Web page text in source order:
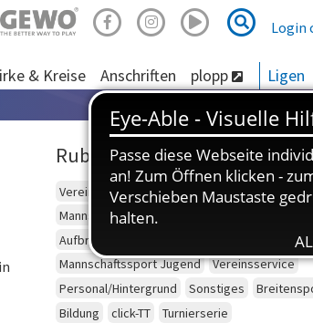
Suche
Suche
Login
& Kreise Anschriften plopp Ligen
Rubriken
Vereinsberatung Schulsport
Einzelsport
Mannschaftssport Erwachsene
Aufbruch
Mannschaftssport Jugend
Vereinsservice
Personal/Hintergrund
Sonstiges
Bildung
click-TT Turnierserie